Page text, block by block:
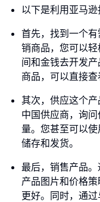
以下是利用亚马逊
首先，找到一个
销商品，您可以
间和金钱去开发
商品，可以直接查
其次，供应这个
中国供应商，询
量。您甚至可以
储存和发货。
最后，销售产品
产品图片和价格
更好。同时，通